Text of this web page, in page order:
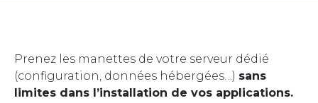
Prenez les manettes de votre serveur dédié
(configuration, données hébergées…) sans
limites dans l’installation de vos applications.